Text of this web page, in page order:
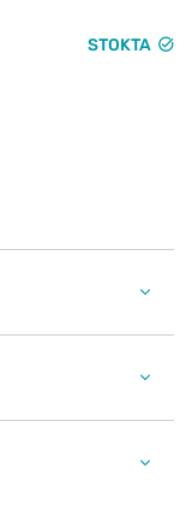
STOKTA